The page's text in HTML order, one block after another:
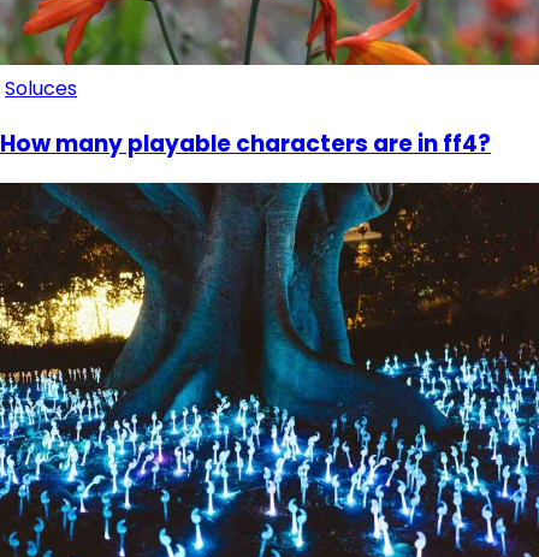
Soluces
How many playable characters are in ff4?